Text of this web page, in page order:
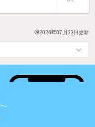
2026年07月23日更新